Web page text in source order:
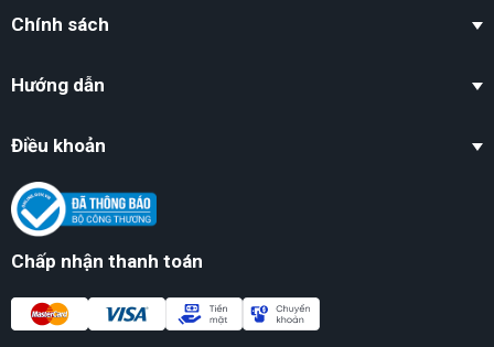
Chính sách
Hướng dẫn
Điều khoản
Chấp nhận thanh toán